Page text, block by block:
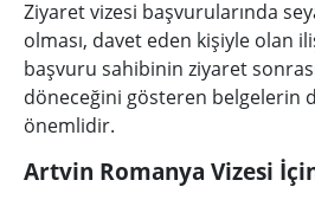
Ziyaret vizesi başvurularında
olması, davet eden kişiyle olan
başvuru sahibinin ziyaret
döneceğini gösteren belgelerin
önemlidir.
Artvin Romanya Vizesi